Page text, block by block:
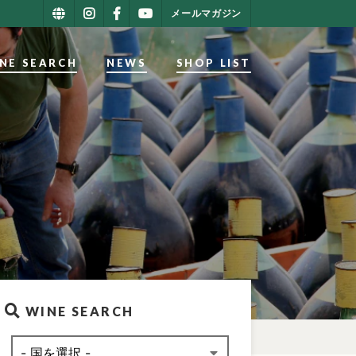
メールマガジン
SEARCH NEWS SHOP LIST
WINE SEARCH